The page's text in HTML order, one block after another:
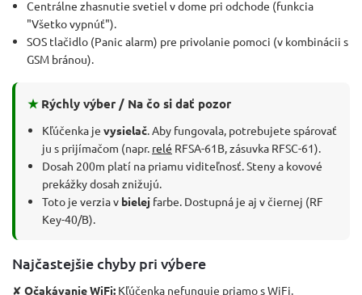
Centrálne zhasnutie svetiel v dome pri odchode (funkcia
"Všetko vypnúť").
SOS tlačidlo (Panic alarm) pre privolanie pomoci (v kombinácii s
GSM bránou).
★Rýchly výber / Na čo si dať pozor
Kľúčenka je vysielač . Aby fungovala, potrebujete spárovať
ju s prijímačom (napr. relé RFSA-61B, zásuvka RFSC-61).
Dosah 200m platí na priamu viditeľnosť. Steny a kovové
prekážky dosah znižujú.
Toto je verzia v bielej farbe. Dostupná je aj v čiernej (RF
Key-40/B).
Najčastejšie chyby pri výbere
✘ Očakávanie WiFi: Kľúčenka nefunguje priamo s WiFi.